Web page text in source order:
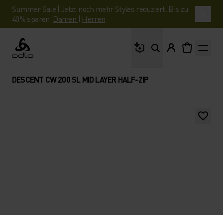
Summer Sale | Jetzt noch mehr Styles reduziert. Bis zu
40% sparen. Damen | Herren
Odlo
DESCENT CW 200 SL MID LAYER HALF-ZIP